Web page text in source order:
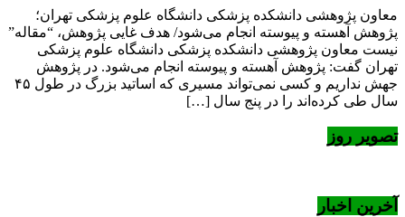
معاون پژوهشی دانشکده پزشکی دانشگاه علوم پزشکی تهران؛
پژوهش آهسته و پیوسته انجام می‌شود/ هدف غایی پژوهش، “مقاله”
نیست معاون پژوهشی دانشکده پزشکی دانشگاه علوم پزشکی
تهران گفت: پژوهش آهسته و پیوسته انجام می‌شود. در پژوهش
جهش نداریم و کسی نمی‌تواند مسیری که اساتید بزرگ در طول ۴۵
سال طی کرده‌اند را در پنج سال […]
تصویر روز
آخرین اخبار